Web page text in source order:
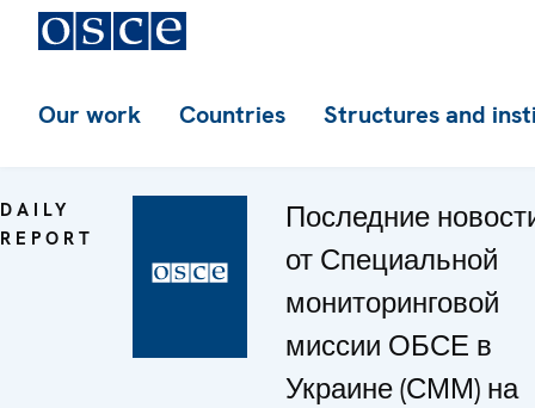
Our work Countries Structures and
DAILY
REPORT
Последние
от Специальной
мониторинговой
миссии ОБСЕ в
Украине (СММ) на